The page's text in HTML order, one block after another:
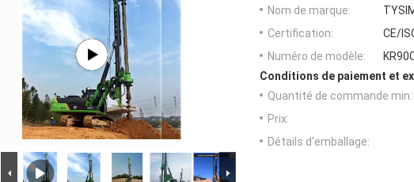
Nom de marque:
Certification:
CE/
Numéro de modèle:
Conditions de paiement et
Quantité de commande min:
Prix:
Détails d'emballage: